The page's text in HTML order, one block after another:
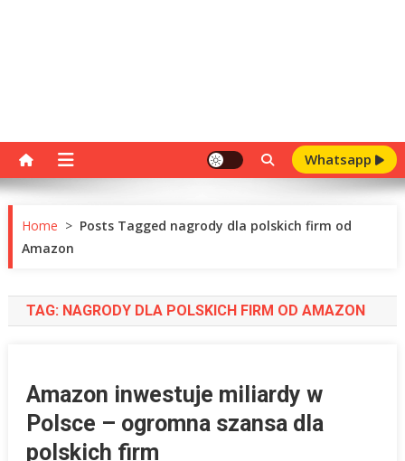
Whatsapp
Home > Posts Tagged nagrody dla polskich firm od
Amazon
TAG: NAGRODY DLA POLSKICH FIRM OD AMAZON
Amazon inwestuje miliardy w
Polsce – ogromna szansa dla
polskich firm